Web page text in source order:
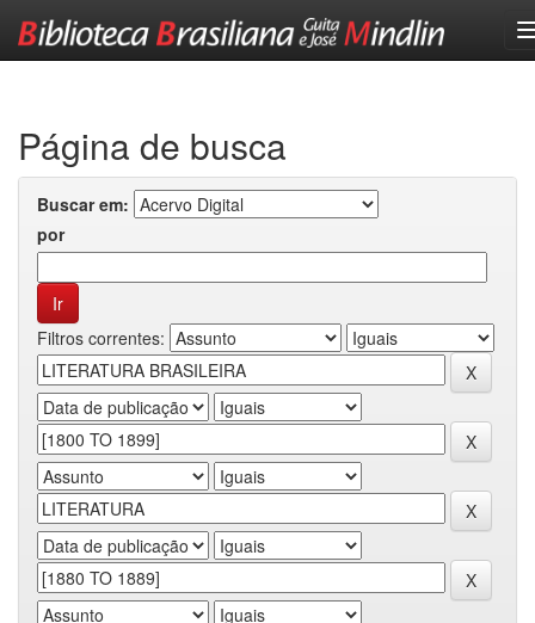
Página de busca
Buscar em:
por
Filtros correntes: